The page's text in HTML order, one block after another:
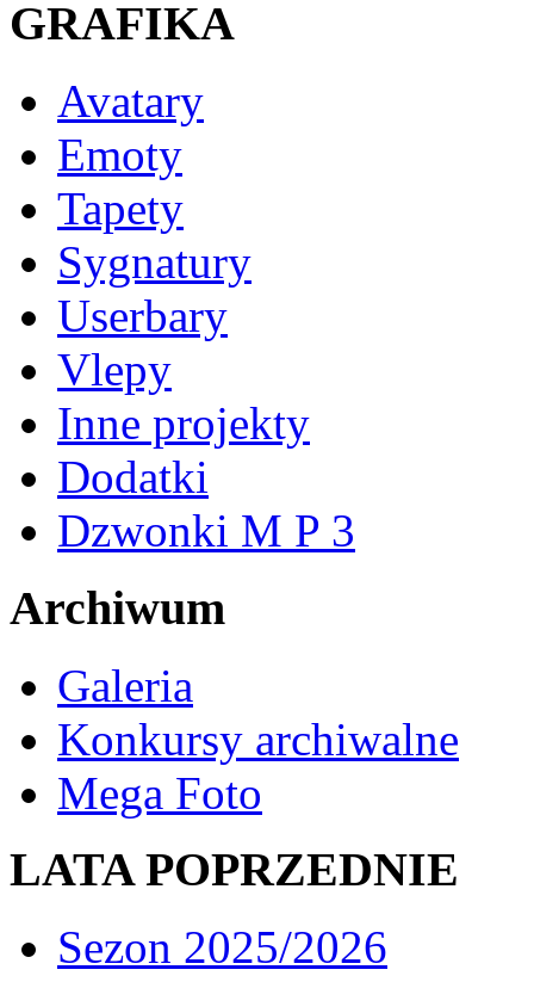
GRAFIKA
Avatary
Emoty
Tapety
Sygnatury
Userbary
Vlepy
Inne projekty
Dodatki
Dzwonki M P 3
Archiwum
Galeria
Konkursy archiwalne
Mega Foto
LATA POPRZEDNIE
Sezon 2025/2026